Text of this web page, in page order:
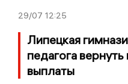
29/07 12:25
Липецкая
педагога
выплаты